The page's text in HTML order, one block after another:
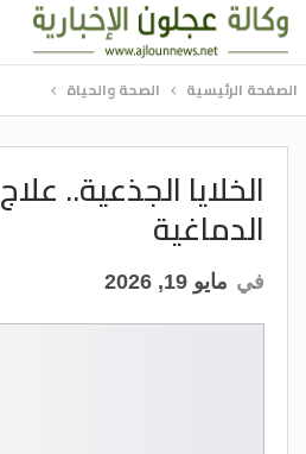
الصفحة الرئيسية الصحة والحياة
الخلايا الجذعية..
الدماغية
في مايو 19, 2026